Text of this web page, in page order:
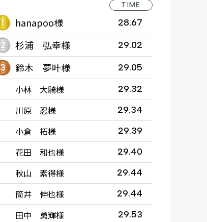
TIME
hanapoo様 28.67
杉浦 弘幸様 29.02
鈴木 夢叶様 29.05
小林 大騎様 29.32
川原 忍様 29.34
小倉 拓様 29.39
花田 和也様 29.40
秋山 素得様 29.44
筒井 伸也様 29.44
田中 勇輝様 29.53